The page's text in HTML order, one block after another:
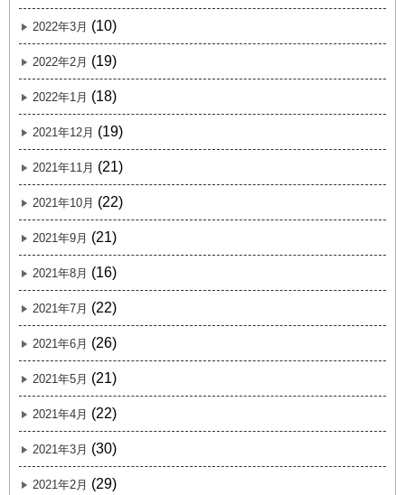
2022年3月 (10)
2022年2月 (19)
2022年1月 (18)
2021年12月 (19)
2021年11月 (21)
2021年10月 (22)
2021年9月 (21)
2021年8月 (16)
2021年7月 (22)
2021年6月 (26)
2021年5月 (21)
2021年4月 (22)
2021年3月 (30)
2021年2月 (29)